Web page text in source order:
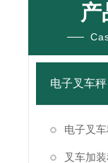
产
电子叉车秤
电子叉
叉车加